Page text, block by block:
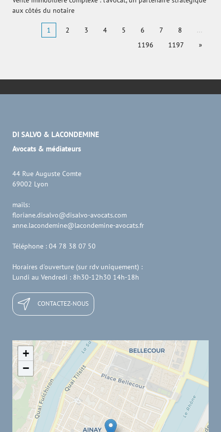
aux côtés du notaire
1 2 3 4 5 6 7 8
...
1196
1197 »
DI SALVO & LACONDEMINE
​​​​​​​Avocats & médiateurs
44 Rue Auguste Comte
69002 Lyon
mails:
floriane.disalvo@disalvo-avocats.com
anne.lacondemine@lacondemine-avocats.fr
Téléphone : 04 78 38 07 50
Horaires d'ouverture (sur rdv uniquement) :
Lundi au Vendredi : 8h30-12h30 14h-18h
CONTACTEZ-NOUS
+
−